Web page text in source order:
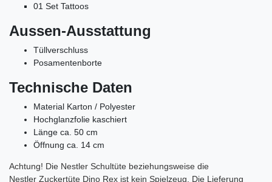
01 Set Tattoos
Aussen-Ausstattung
Tüllverschluss
Posamentenborte
Technische Daten
Material Karton / Polyester
Hochglanzfolie kaschiert
Länge ca. 50 cm
Öffnung ca. 14 cm
Achtung! Die Nestler Schultüte beziehungsweise die
Nestler Zuckertüte Dino Rex ist kein Spielzeug. Die Lieferung